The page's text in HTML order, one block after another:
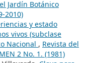
Jardín Botánico
2010)
y estado
vivos (subclase
Nacional , Revista del
2 No. 1. (1981)